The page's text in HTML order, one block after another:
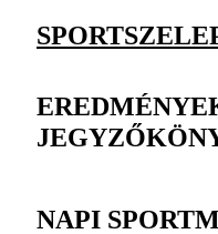
NAPI